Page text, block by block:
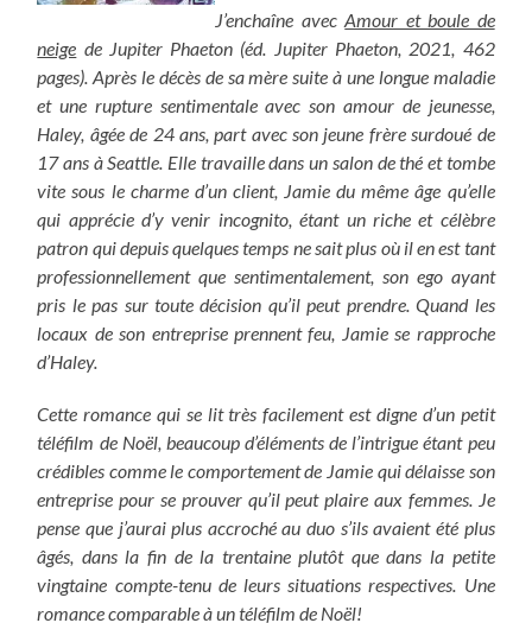
J’enchaîne avecAmour et boule de
neige de Jupiter Phaeton (éd. Jupiter Phaeton, 2021, 462
pages). Après le décès de sa mère suite à une longue maladie
et une rupture sentimentale avec son amour de jeunesse,
Haley, âgée de 24 ans, part avec son jeune frère surdoué de
17 ans à Seattle. Elle travaille dans un salon de thé et tombe
vite sous le charme d’un client, Jamie du même âge qu’elle
qui apprécie d’y venir incognito, étant un riche et célèbre
patron qui depuis quelques temps ne sait plus où il en est tant
professionnellement que sentimentalement, son ego ayant
pris le pas sur toute décision qu’il peut prendre. Quand les
locaux de son entreprise prennent feu, Jamie se rapproche
d’Haley.
Cette romance qui se lit très facilement est digne d’un petit
téléfilm de Noël, beaucoup d’éléments de l’intrigue étant peu
crédibles comme le comportement de Jamie qui délaisse son
entreprise pour se prouver qu’il peut plaire aux femmes. Je
pense que j’aurai plus accroché au duo s’ils avaient été plus
âgés, dans la fin de la trentaine plutôt que dans la petite
vingtaine compte-tenu de leurs situations respectives. Une
romance comparable à un téléfilm de Noël!